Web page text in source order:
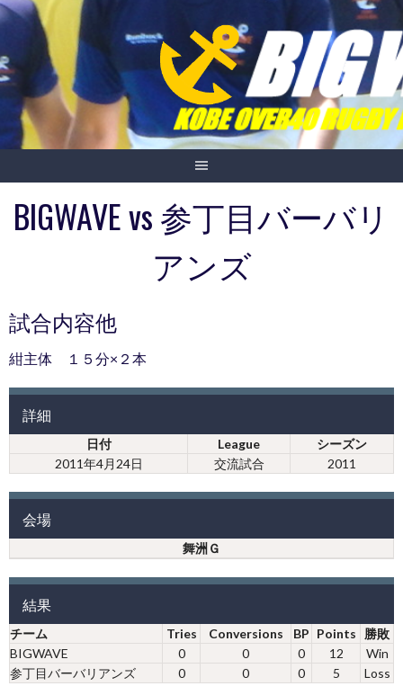
Skip
content
BIGWAVE vs 参丁目バーバリ
アンズ
試合内容他
紺主体 １５分×２本
詳細
日付 League
シーズン
2011年4月24日
交流試合 2011
会場
舞洲Ｇ
結果
チーム Tries Conversions BP Points
勝敗
BIGWAVE
0 0 0 12
Win
参丁目バーバリアンズ
0 0 0 5 Loss